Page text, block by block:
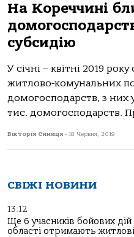
На Кореччині
субсидію
У січні – квітні 2019
житлово-комунальних
домогосподарств, з них у
тис. домогосподарств.
Вікторія Синиця - 18 Червня, 2019
СВІЖІ НОВИНИ
13:12
Ще 6 учасників бойових
області отримають